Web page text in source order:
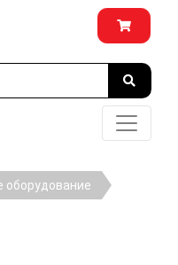
оборудование